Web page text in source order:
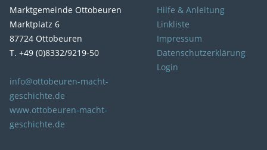
Marktgemeinde Ottobeuren
Marktplatz 6
87724 Ottobeuren
T. +49 (0)8332/9219-50
info@ottobeuren-macht-
geschichte.de
www.ottobeuren-macht-
geschichte.de
Hilfe & Anleitung
Linkliste
Impressum
Datenschutzerklärung
Login